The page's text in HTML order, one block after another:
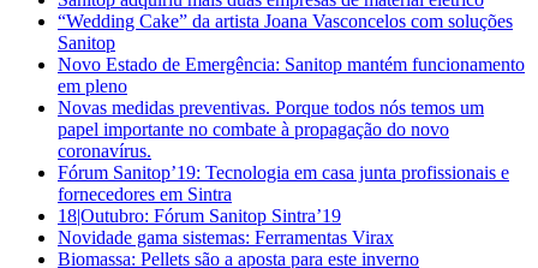
“Wedding Cake” da artista Joana Vasconcelos com soluções
Sanitop
Novo Estado de Emergência: Sanitop mantém funcionamento
em pleno
Novas medidas preventivas. Porque todos nós temos um
papel importante no combate à propagação do novo
coronavírus.
Fórum Sanitop’19: Tecnologia em casa junta profissionais e
fornecedores em Sintra
18|Outubro: Fórum Sanitop Sintra’19
Novidade gama sistemas: Ferramentas Virax
Biomassa: Pellets são a aposta para este inverno